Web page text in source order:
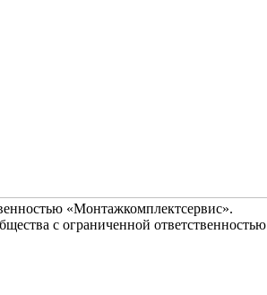
«Монтажкомплектсервис».
с ограниченной ответственностью